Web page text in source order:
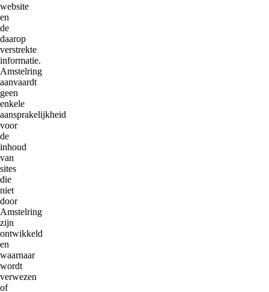
website
en
de
daarop
verstrekte
informatie.
Amstelring
aanvaardt
geen
enkele
aansprakelijkheid
voor
de
inhoud
van
sites
die
niet
door
Amstelring
zijn
ontwikkeld
en
waarnaar
wordt
verwezen
of